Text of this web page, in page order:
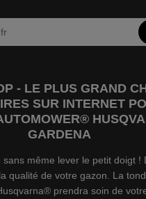
- LE PLUS GRAND
SUR INTERNET
GARDENA
sans même lever le petit doigt !
qualité de votre gazon. La
prendra soin de